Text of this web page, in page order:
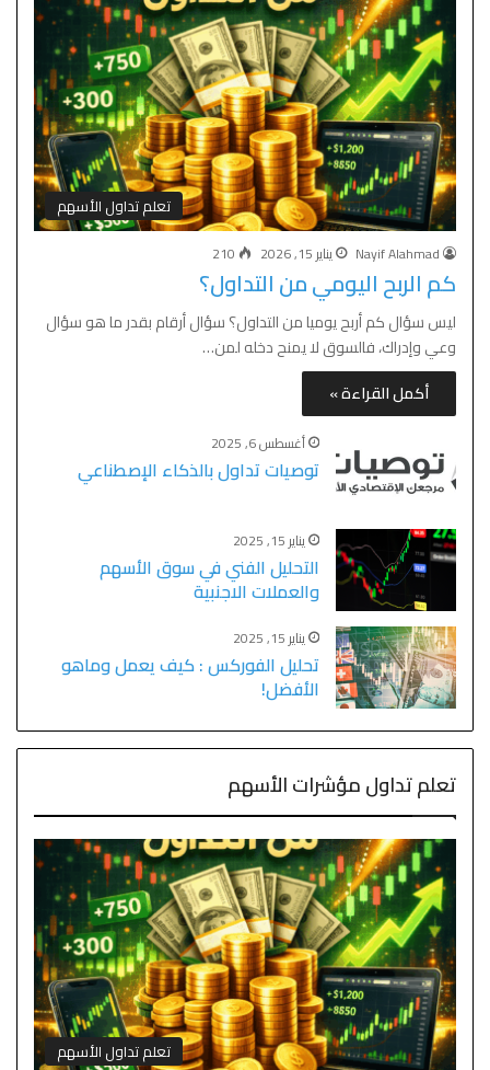
تعلم تداول الأسهم
Nayif Alahmad يناير 15, 2026 210
كم الربح اليومي من التداول؟
ليس سؤال كم أربح يوميا من التداول؟ سؤال أرقام بقدر ما هو سؤال
وعي وإدراك، فالسوق لا يمنح دخله لمن…
أكمل القراءة »
أغسطس 6, 2025
توصيات تداول بالذكاء الإصطناعي
يناير 15, 2025
التحليل الفني في سوق الأسهم
والعملات الاجنبية
يناير 15, 2025
تحليل الفوركس : كيف يعمل وماهو
الأفضل!
تعلم تداول مؤشرات الأسهم
تعلم تداول الأسهم